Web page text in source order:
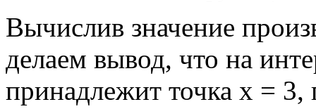
Вычислив значение
делаем вывод, что на
принадлежит точка х =